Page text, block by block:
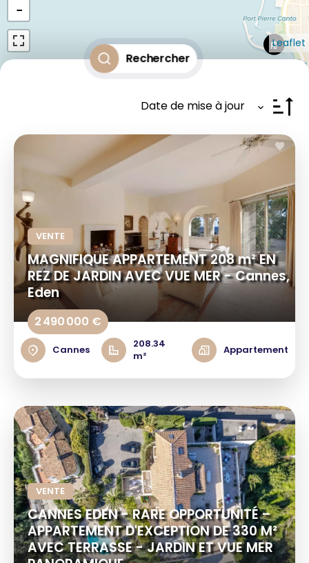
Rechercher
−
Leaflet
Date de mise à jour
VENTE
MAGNIFIQUE APPARTEMENT 208 m² EN
REZ DE JARDIN AVEC VUE MER - Cannes,
Eden
2 490 000 €
Cannes
208.34
m²
Appartement
VENTE
CANNES EDEN - RARE OPPORTUNITÉ –
APPARTEMENT D'EXCEPTION DE 330 M²
AVEC TERRASSE - JARDIN ET VUE MER